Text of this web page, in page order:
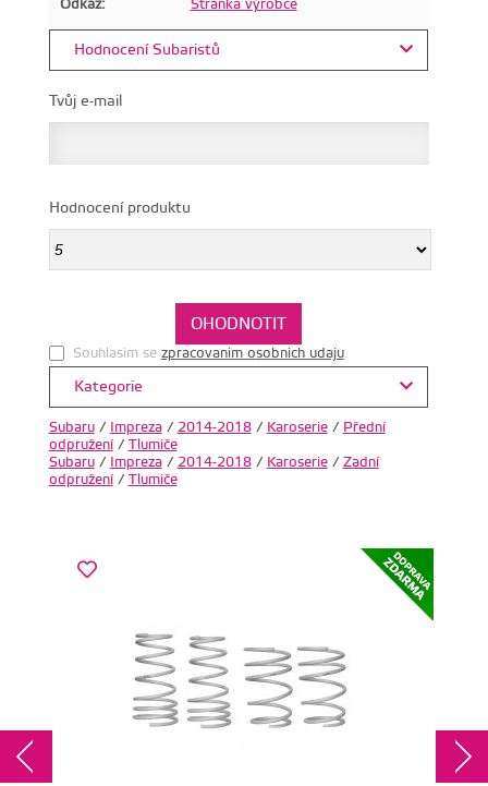
Odkaz: Stránka výrobce
Hodnocení Subaristů
Tvůj e-mail
Hodnocení produktu
Souhlasim se zpracovanim osobnich udaju.
Kategorie
Subaru/ Impreza/ 2014-2018/ Karoserie/ Přední
odpružení/ Tlumiče
Subaru/ Impreza/ 2014-2018/ Karoserie/ Zadní
odpružení/ Tlumiče